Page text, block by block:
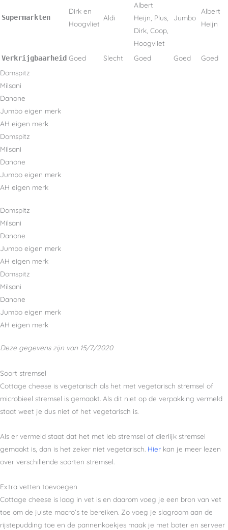
Supermarkten
Dirk en
Hoogvliet
Aldi
Albert
Heijn, Plus,
Dirk, Coop,
Hoogvliet
Jumbo
Albert
Heijn
Verkrijgbaarheid Goed Slecht Goed Goed
Goed
Domspitz
Milsani
Danone
Jumbo eigen merk
AH eigen merk
Domspitz
Milsani
Danone
Jumbo eigen merk
AH eigen merk
Domspitz
Milsani
Danone
Jumbo eigen merk
AH eigen merk
Domspitz
Milsani
Danone
Jumbo eigen merk
AH eigen merk
Deze gegevens zijn van 15/7/2020
Soort stremsel
Cottage cheese is vegetarisch als het met vegetarisch stremsel of
microbieel stremsel is gemaakt. Als dit niet op de verpakking vermeld
staat weet je dus niet of het vegetarisch is.
Als er vermeld staat dat het met leb stremsel of dierlijk stremsel
gemaakt is, dan is het zeker niet vegetarisch. Hier kan je meer lezen
over verschillende soorten stremsel.
Extra vetten toevoegen
Cottage cheese is laag in vet is en daarom voeg je een bron van vet
toe om de juiste macro’s te bereiken. Zo voeg je slagroom aan de
rijstepudding toe en de pannenkoekjes maak je met boter en serveer